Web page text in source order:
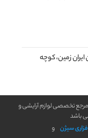
زمین، کوچه
تخصصی لوازم آرایشی و
باشد
سیژن و